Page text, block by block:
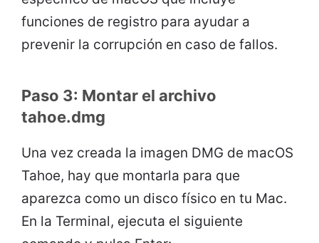
funciones de registro para ayudar a
prevenir la corrupción en caso de fallos.
Paso 3: Montar el archivo
tahoe.dmg
Una vez creada la imagen DMG de macOS
Tahoe, hay que montarla para que
aparezca como un disco físico en tu Mac.
En la Terminal, ejecuta el siguiente